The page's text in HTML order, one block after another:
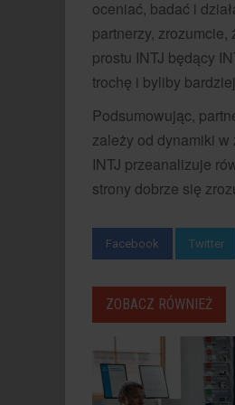
oceniać, badać i
partnerzy,
prostu INTJ będący
trochę i byliby
Podsumowując,
zależy od dynamiki w
INTJ przeanalizuje
strony dobrze się
Facebook Twitter
ZOBACZ RÓWNIEŻ